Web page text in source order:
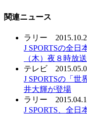
関連ニュース
ラリー
J SPORTSの全日
（木）夜８時放送
テレビ
J SPORTSの「
井大輝が登場
ラリー
J SPORTS、全日